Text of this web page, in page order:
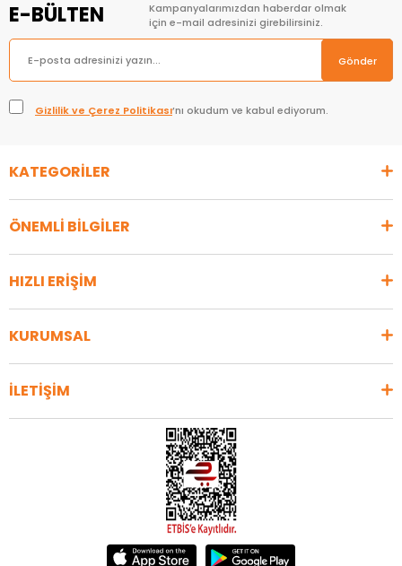
E-BÜLTEN
Kampanyalarımızdan haberdar olmak
için e-mail adresinizi girebilirsiniz.
Gönder
Gizlilik ve Çerez Politikası’nı okudum ve kabul ediyorum.
KATEGORİLER
ÖNEMLİ BİLGİLER
HIZLI ERİŞİM
KURUMSAL
İLETİŞİM